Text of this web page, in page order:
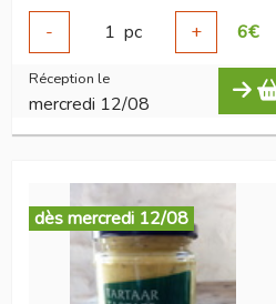
-
1 pc + 6€
Réception le
mercredi 12/08
dès mercredi 12/08